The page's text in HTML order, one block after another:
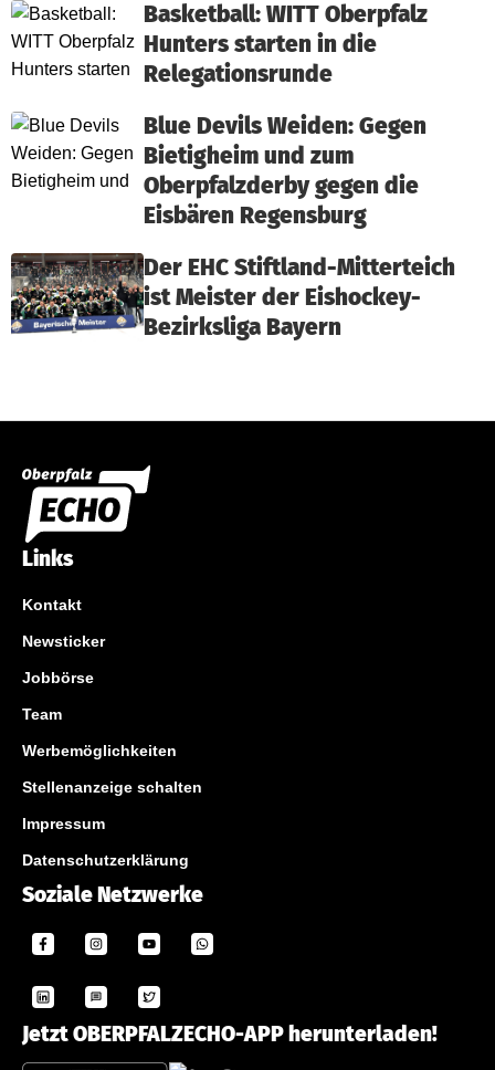
Basketball: WITT Oberpfalz
Hunters starten in die
Relegationsrunde
Blue Devils Weiden: Gegen
Bietigheim und zum
Oberpfalzderby gegen die
Eisbären Regensburg
Der EHC Stiftland-Mitterteich
ist Meister der Eishockey-
Bezirksliga Bayern
Links
Kontakt
Newsticker
Jobbörse
Team
Werbemöglichkeiten
Stellenanzeige schalten
Impressum
Datenschutzerklärung
Soziale Netzwerke
Jetzt OBERPFALZECHO-APP herunterladen!